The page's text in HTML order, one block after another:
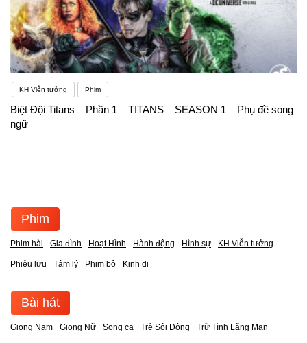
KH Viễn tưởng Phim
Biệt Đội Titans – Phần 1 – TITANS – SEASON 1 – Phụ đề song
ngữ
Phim
Phim hài Gia đình Hoạt Hình Hành động Hình sự KH Viễn tưởng
Phiêu lưu Tâm lý Phim bộ Kinh dị
Bài hát
Giọng Nam Giọng Nữ Song ca Trẻ Sôi Động Trữ Tình Lãng Mạn